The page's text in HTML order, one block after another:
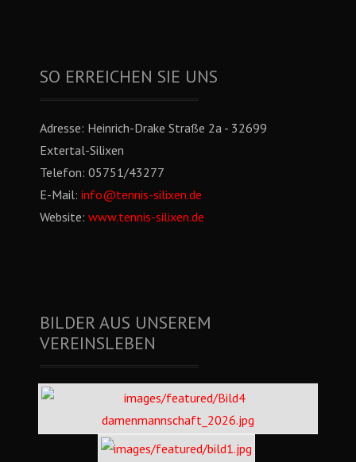
SO ERREICHEN SIE UNS
Adresse: Heinrich-Drake Straße 2a - 32699
Extertal-Silixen
Telefon: 05751/43277
E-Mail: info@tennis-silixen.de
Website: www.tennis-silixen.de
BILDER AUS UNSEREM
VEREINSLEBEN